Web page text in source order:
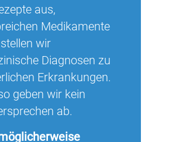
aus,
Medikamente
wir
Diagnosen zu
Erkrankungen.
geben wir kein
ab.